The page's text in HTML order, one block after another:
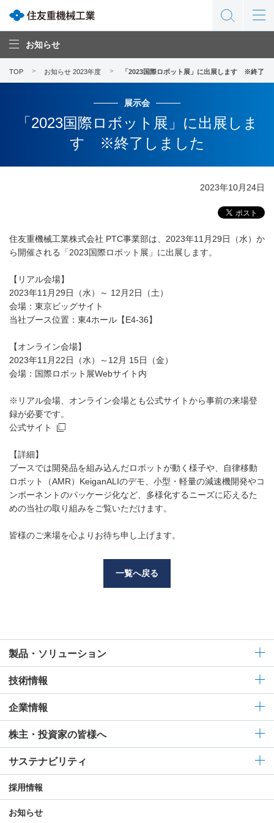
お知らせ
TOP お知らせ 2023年度 「2023国際ロボット展」に出展します ※終了し
展示会
「2023国際ロボット展」に出展しま
す ※終了しました
2023年10月24日
住友重機械工業株式会社 PTC事業部は、2023年11月29日（水）か
ら開催される「2023国際ロボット展」に出展します。
【リアル会場】
2023年11月29日（水）～ 12月2日（土）
会場：東京ビッグサイト
当社ブース位置：東4ホール【E4-36】
【オンライン会場】
2023年11月22日（水）～12月 15日（金）
会場：国際ロボット展Webサイト内
※リアル会場、オンライン会場とも公式サイトから事前の来場登
録が必要です。
公式サイト
【詳細】
ブースでは開発品を組み込んだロボットが動く様子や、自律移動
ロボット（AMR）KeiganALIのデモ、小型・軽量の減速機開発やコ
ンポーネントのパッケージ化など、多様化するニーズに応えるた
めの当社の取り組みをご覧いただけます。
皆様のご来場を心よりお待ち申し上げます。
一覧へ戻る
製品・ソリューション
技術情報
企業情報
株主・投資家の皆様へ
サステナビリティ
採用情報
お知らせ